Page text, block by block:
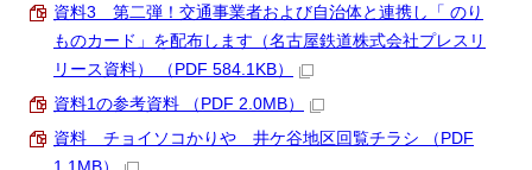
資料3 第二弾！交通事業者および自治体と連携し「 のり
ものカード」を配布します（名古屋鉄道株式会社プレスリ
リース資料） （PDF 584.1KB）
資料1の参考資料 （PDF 2.0MB）
資料 チョイソコかりや 井ケ谷地区回覧チラシ （PDF